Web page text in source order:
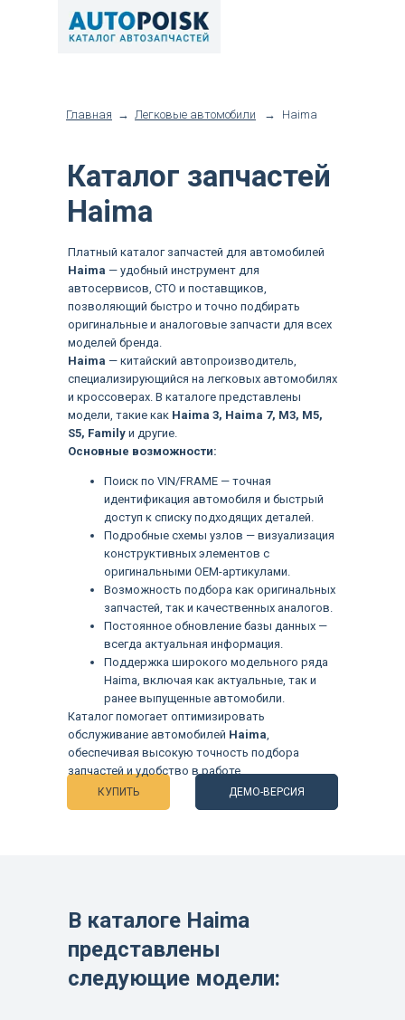
Главная Легковые автомобили
→ → Haima
КУПИТЬ ДЕМО-ВЕРСИЯ
Платный каталог запчастей для автомобилей
Haima — удобный инструмент для
автосервисов, СТО и поставщиков,
позволяющий быстро и точно подбирать
оригинальные и аналоговые запчасти для всех
моделей бренда.
Haima — китайский автопроизводитель,
специализирующийся на легковых автомобилях
и кроссоверах. В каталоге представлены
модели, такие как Haima 3, Haima 7, M3, M5,
S5, Family и другие.
Основные возможности:
Поиск по VIN/FRAME — точная
идентификация автомобиля и быстрый
доступ к списку подходящих деталей.
Подробные схемы узлов — визуализация
конструктивных элементов с
оригинальными OEM-артикулами.
Возможность подбора как оригинальных
запчастей, так и качественных аналогов.
Постоянное обновление базы данных —
всегда актуальная информация.
Поддержка широкого модельного ряда
Haima, включая как актуальные, так и
ранее выпущенные автомобили.
Каталог помогает оптимизировать
обслуживание автомобилей Haima,
обеспечивая высокую точность подбора
запчастей и удобство в работе.
Каталог запчастей
Haima
В каталоге Haima
представлены
следующие модели:
Языки